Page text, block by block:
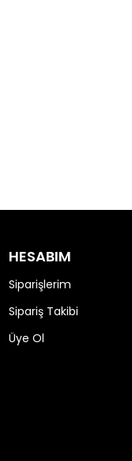
HESABIM
Siparişlerim
Sipariş Takibi
Üye Ol